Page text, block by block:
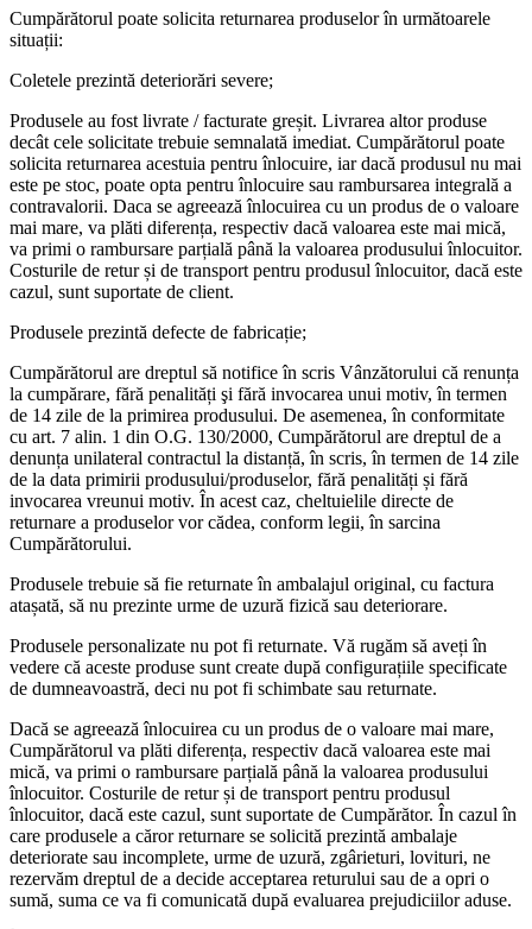
Cumpărătorul poate solicita returnarea produselor în următoarele
situații:
Coletele prezintă deteriorări severe;
Produsele au fost livrate / facturate greșit. Livrarea altor produse
decât cele solicitate trebuie semnalată imediat. Cumpărătorul poate
solicita returnarea acestuia pentru înlocuire, iar dacă produsul nu mai
este pe stoc, poate opta pentru înlocuire sau rambursarea integrală a
contravalorii. Daca se agreează înlocuirea cu un produs de o valoare
mai mare, va plăti diferența, respectiv dacă valoarea este mai mică,
va primi o rambursare parțială până la valoarea produsului înlocuitor.
Costurile de retur și de transport pentru produsul înlocuitor, dacă este
cazul, sunt suportate de client.
Produsele prezintă defecte de fabricație;
Cumpărătorul are dreptul să notifice în scris Vânzătorului că renunța
la cumpărare, fără penalități şi fără invocarea unui motiv, în termen
de 14 zile de la primirea produsului. De asemenea, în conformitate
cu art. 7 alin. 1 din O.G. 130/2000, Cumpărătorul are dreptul de a
denunța unilateral contractul la distanță, în scris, în termen de 14 zile
de la data primirii produsului/produselor, fără penalități și fără
invocarea vreunui motiv. În acest caz, cheltuielile directe de
returnare a produselor vor cădea, conform legii, în sarcina
Cumpărătorului.
Produsele trebuie să fie returnate în ambalajul original, cu factura
atașată, să nu prezinte urme de uzură fizică sau deteriorare.
Produsele personalizate nu pot fi returnate. Vă rugăm să aveți în
vedere că aceste produse sunt create după configurațiile specificate
de dumneavoastră, deci nu pot fi schimbate sau returnate.
Dacă se agreează înlocuirea cu un produs de o valoare mai mare,
Cumpărătorul va plăti diferența, respectiv dacă valoarea este mai
mică, va primi o rambursare parțială până la valoarea produsului
înlocuitor. Costurile de retur și de transport pentru produsul
înlocuitor, dacă este cazul, sunt suportate de Cumpărător. În cazul în
care produsele a căror returnare se solicită prezintă ambalaje
deteriorate sau incomplete, urme de uzură, zgârieturi, lovituri, ne
rezervăm dreptul de a decide acceptarea returului sau de a opri o
sumă, suma ce va fi comunicată după evaluarea prejudiciilor aduse.